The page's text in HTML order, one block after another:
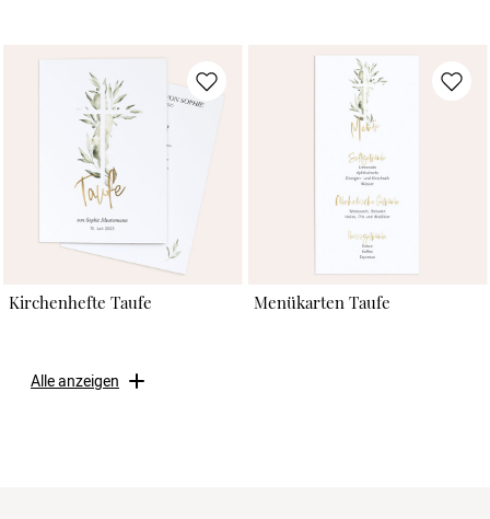
Kirchenhefte Taufe Menükarten Taufe
Alle anzeigen